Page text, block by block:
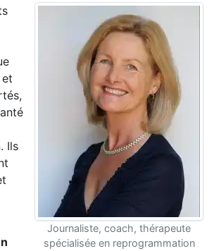
Journaliste, coach, thérapeute
spécialisée en reprogrammation
Ils